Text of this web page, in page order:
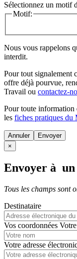
Sélectionnez un motif
Motif:
Nous vous rappelons
interdit.
Pour tout signalement
offre déjà pourvue,
Travail ou contactez-
Pour toute information
les fiches pratiques du
Annuler
×
Envoyer à un
Tous les champs sont
Destinataire
Vos coordonnées
Votre adresse